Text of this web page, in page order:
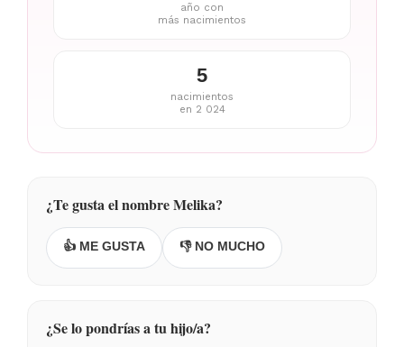
año con
más nacimientos
5
nacimientos
en 2 024
¿Te gusta el nombre Melika?
👍 ME GUSTA 👎 NO MUCHO
¿Se lo pondrías a tu hijo/a?